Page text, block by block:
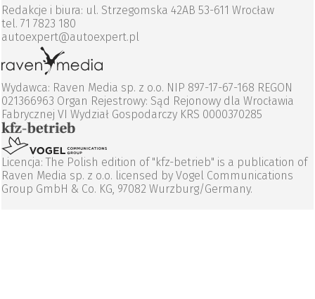
Redakcje i biura: ul. Strzegomska 42AB 53-611 Wrocław
tel. 71 7823 180
autoexpert@autoexpert.pl
Wydawca: Raven Media sp. z o.o. NIP 897-17-67-168 REGON
021366963 Organ Rejestrowy: Sąd Rejonowy dla Wrocławia
Fabrycznej VI Wydział Gospodarczy KRS 0000370285
Licencja: The Polish edition of "kfz-betrieb" is a publication of
Raven Media sp. z o.o. licensed by Vogel Communications
Group GmbH & Co. KG, 97082 Wurzburg/Germany.